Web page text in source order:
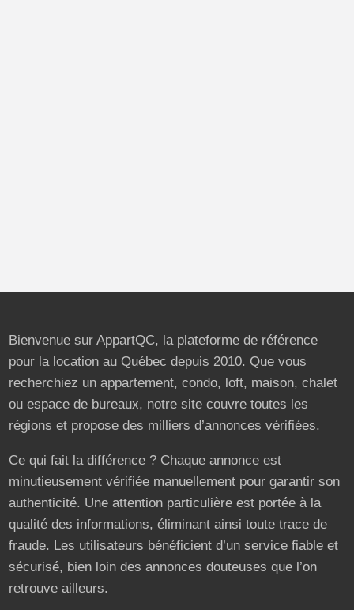
Bienvenue sur AppartQC, la plateforme de référence
pour la location au Québec depuis 2010. Que vous
recherchiez un appartement, condo, loft, maison, chalet
ou espace de bureaux, notre site couvre toutes les
régions et propose des milliers d’annonces vérifiées.
Ce qui fait la différence ? Chaque annonce est
minutieusement vérifiée manuellement pour garantir son
authenticité. Une attention particulière est portée à la
qualité des informations, éliminant ainsi toute trace de
fraude. Les utilisateurs bénéficient d’un service fiable et
sécurisé, bien loin des annonces douteuses que l’on
retrouve ailleurs.